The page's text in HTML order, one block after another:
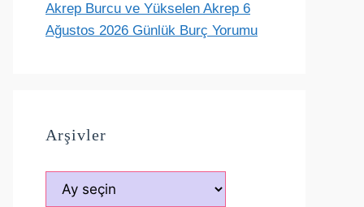
Akrep Burcu ve Yükselen Akrep 6
Ağustos 2026 Günlük Burç Yorumu
Arşivler
Arşivler